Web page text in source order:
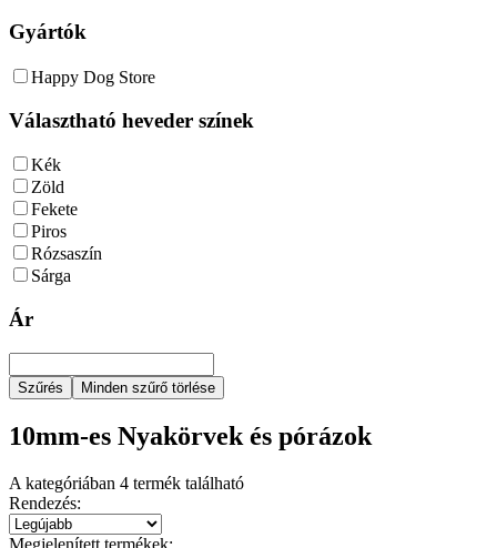
Gyártók
Happy Dog Store
Választható heveder színek
Kék
Zöld
Fekete
Piros
Rózsaszín
Sárga
Ár
Szűrés Minden szűrő törlése
10mm-es Nyakörvek és pórázok
A kategóriában 4 termék található
Rendezés:
Megjelenített termékek: